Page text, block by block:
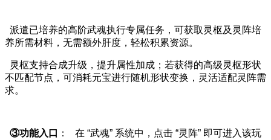
派遣已培养的高阶武魂执行专属任务，可获取灵枢及灵阵培
养所需材料，无需额外肝度，轻松积累资源。
灵枢支持合成升级，提升属性加成；若获得的高级灵枢形状
不匹配节点，可消耗元宝进行随机形状变换，灵活适配灵阵需
求。
③功能入口
： 在 “武魂” 系统中，点击 “灵阵” 即可进入该玩